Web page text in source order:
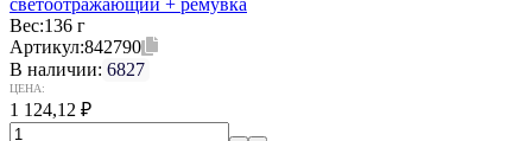
Вес:136 г
Артикул:842790
В наличии: 6827
ЦЕНА:
1 124,12 ₽